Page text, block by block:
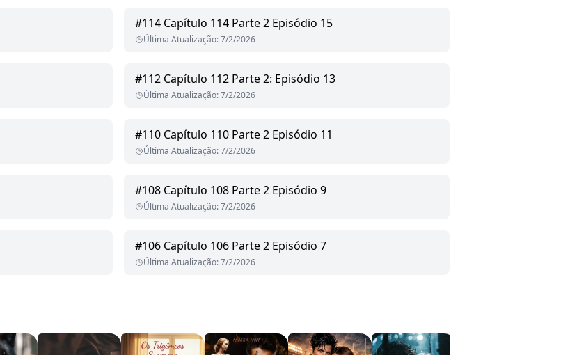
#114 Capítulo 114 Parte 2 Episódio 15
Última Atualização:7/2/2026
#112 Capítulo 112 Parte 2: Episódio 13
Última Atualização:7/2/2026
#110 Capítulo 110 Parte 2 Episódio 11
Última Atualização:7/2/2026
#108 Capítulo 108 Parte 2 Episódio 9
Última Atualização:7/2/2026
#106 Capítulo 106 Parte 2 Episódio 7
Última Atualização:7/2/2026